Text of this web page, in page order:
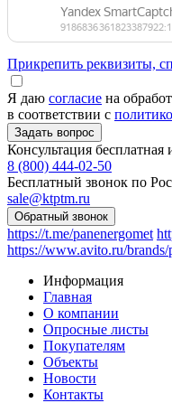
Прикрепить реквизиты,
Я даю согласие на
в соответствии с
Консультация
8 (800) 444-02-50
Бесплатный звонок по
sale@ktptm.ru
https://t.me/panenergomet
https://www.avito.ru/brands/
Информация
Главная
О компании
Опросные листы
Покупателям
Объекты
Новости
Контакты